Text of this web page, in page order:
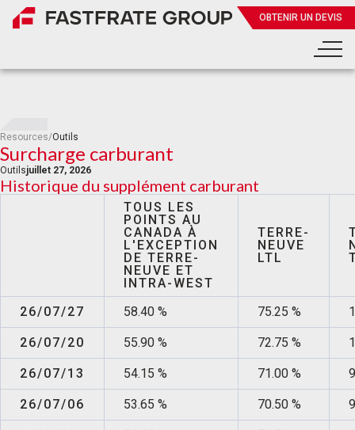
OBTENIR UN DEVIS
Resources/Outils
Surcharge carburant
Outilsjuillet 27, 2026
Historique du supplément carburant
TOUS LES
POINTS AU
CANADA À
L'EXCEPTION
DE TERRE-
NEUVE ET
INTRA-WEST
TERRE-
NEUVE
LTL
26/07/27 58.40 % 75.25 %
26/07/20 55.90 % 72.75 %
26/07/13 54.15 % 71.00 %
26/07/06 53.65 % 70.50 %